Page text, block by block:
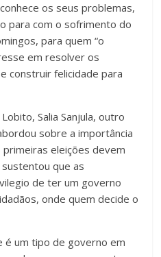
os seus problemas,
para com o sofrimento do
para quem “o
em resolver os
construir felicidade para
Salia Sanjula, outro
sobre a importância
primeiras eleições devem
que as
de ter um governo
onde quem decide o
é um tipo de governo em